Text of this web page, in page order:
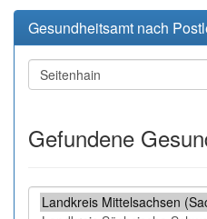
Gesundheitsamt nach
Gefundene